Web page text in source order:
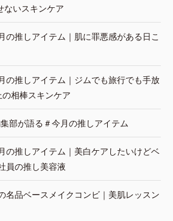
ないスキンケア
の推しアイテム｜肌に罪悪感がある日こ
の推しアイテム｜ジムでも旅行でも手放
相棒スキンケア
部が語る＃今月の推しアイテム
の推しアイテム｜美白ケアしたいけどベ
員の推し美容液
名品ベースメイクコンビ｜美肌レッスン